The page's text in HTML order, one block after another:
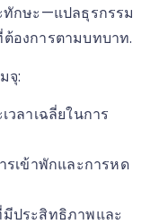
กษะ—แปลธุรกรรม
องการตามบทบาท.
จุ:
ลาเฉลี่ยในการ
เข้าพักและการหด
ประสิทธิภาพและ